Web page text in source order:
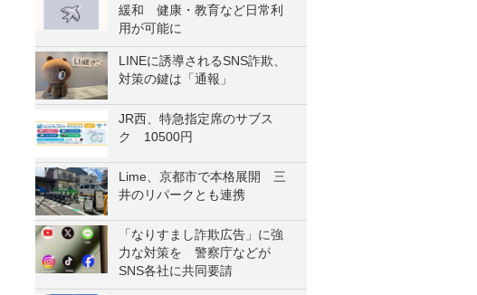
緩和 健康・教育など日常利
用が可能に
LINEに誘導されるSNS詐欺、
対策の鍵は「通報」
JR西、特急指定席のサブス
ク 10500円
Lime、京都市で本格展開 三
井のリパークとも連携
「なりすまし詐欺広告」に強
力な対策を 警察庁などが
SNS各社に共同要請